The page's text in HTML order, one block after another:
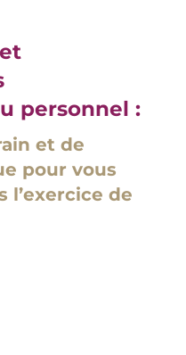
personnel :
et de
pour vous
l’exercice de